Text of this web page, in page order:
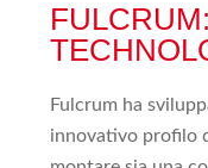
Fulcrum ha
innovativo profilo